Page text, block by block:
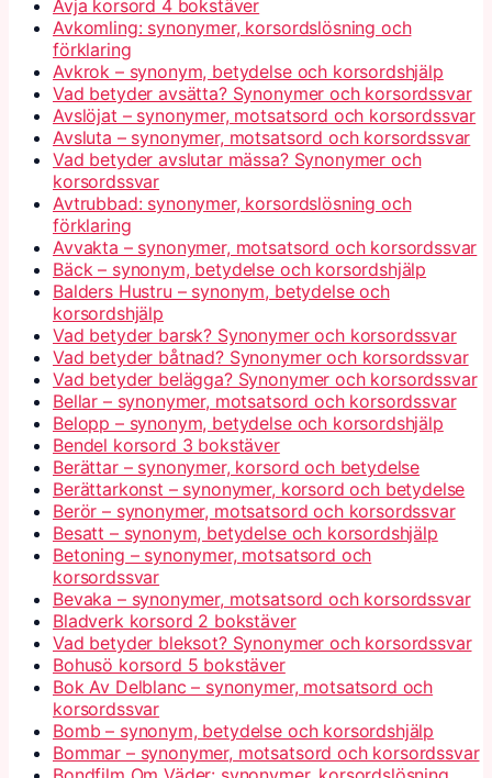
Ävja korsord 4 bokstäver
Avkomling: synonymer, korsordslösning och
förklaring
Avkrok – synonym, betydelse och korsordshjälp
Vad betyder avsätta? Synonymer och korsordssvar
Avslöjat – synonymer, motsatsord och korsordssvar
Avsluta – synonymer, motsatsord och korsordssvar
Vad betyder avslutar mässa? Synonymer och
korsordssvar
Avtrubbad: synonymer, korsordslösning och
förklaring
Avvakta – synonymer, motsatsord och korsordssvar
Bäck – synonym, betydelse och korsordshjälp
Balders Hustru – synonym, betydelse och
korsordshjälp
Vad betyder barsk? Synonymer och korsordssvar
Vad betyder båtnad? Synonymer och korsordssvar
Vad betyder belägga? Synonymer och korsordssvar
Bellar – synonymer, motsatsord och korsordssvar
Belopp – synonym, betydelse och korsordshjälp
Bendel korsord 3 bokstäver
Berättar – synonymer, korsord och betydelse
Berättarkonst – synonymer, korsord och betydelse
Berör – synonymer, motsatsord och korsordssvar
Besatt – synonym, betydelse och korsordshjälp
Betoning – synonymer, motsatsord och
korsordssvar
Bevaka – synonymer, motsatsord och korsordssvar
Bladverk korsord 2 bokstäver
Vad betyder bleksot? Synonymer och korsordssvar
Bohusö korsord 5 bokstäver
Bok Av Delblanc – synonymer, motsatsord och
korsordssvar
Bomb – synonym, betydelse och korsordshjälp
Bommar – synonymer, motsatsord och korsordssvar